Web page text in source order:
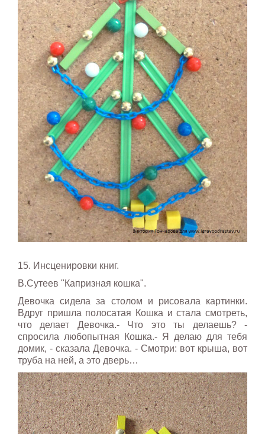
15. Инсценировки книг.
В.Сутеев "Капризная кошка".
Девочка сидела за столом и рисовала картинки.
Вдруг пришла полосатая Кошка и стала смотреть,
что делает Девочка.- Что это ты делаешь? -
спросила любопытная Кошка.- Я делаю для тебя
домик, - сказала Девочка. - Смотри: вот крыша, вот
труба на ней, а это дверь…